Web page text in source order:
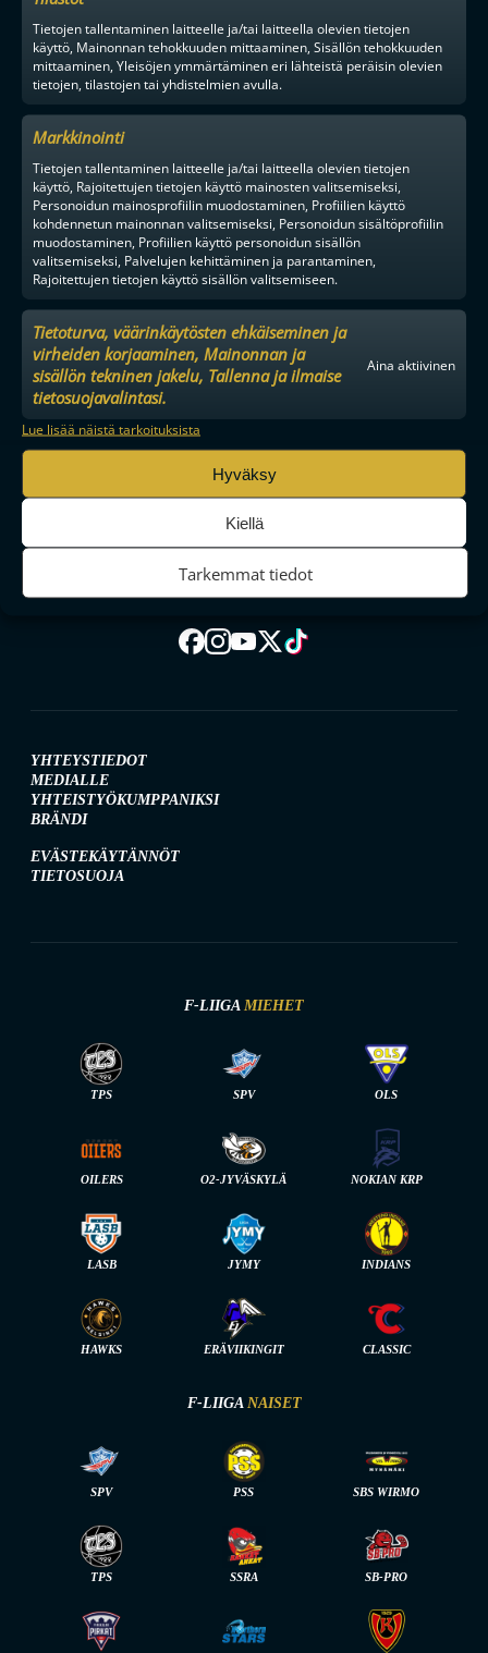
Tietojen tallentaminen laitteelle ja/tai laitteella olevien tietojen
käyttö, Mainonnan tehokkuuden mittaaminen, Sisällön tehokkuuden
mittaaminen, Yleisöjen ymmärtäminen eri lähteistä peräisin olevien
tietojen, tilastojen tai yhdistelmien avulla.
Markkinointi
Tietojen tallentaminen laitteelle ja/tai laitteella olevien tietojen
käyttö, Rajoitettujen tietojen käyttö mainosten valitsemiseksi,
Personoidun mainosprofiilin muodostaminen, Profiilien käyttö
kohdennetun mainonnan valitsemiseksi, Personoidun sisältöprofiilin
muodostaminen, Profiilien käyttö personoidun sisällön
valitsemiseksi, Palvelujen kehittäminen ja parantaminen,
Rajoitettujen tietojen käyttö sisällön valitsemiseen.
Tietoturva, väärinkäytösten ehkäiseminen ja
virheiden korjaaminen, Mainonnan ja
sisällön tekninen jakelu, Tallenna ja ilmaise
tietosuojavalintasi.
Aina aktiivinen
Lue lisää näistä tarkoituksista
Hyväksy
Kiellä
Tarkemmat tiedot
YHTEYSTIEDOT
MEDIALLE
YHTEISTYÖKUMPPANIKSI
BRÄNDI
EVÄSTEKÄYTÄNNÖT
TIETOSUOJA
F-LIIGA MIEHET
TPS SPV OLS
OILERS O2-JYVÄSKYLÄ NOKIAN KRP
LASB JYMY INDIANS
HAWKS ERÄVIIKINGIT CLASSIC
F-LIIGA NAISET
SPV PSS SBS WIRMO
TPS SSRA SB-PRO